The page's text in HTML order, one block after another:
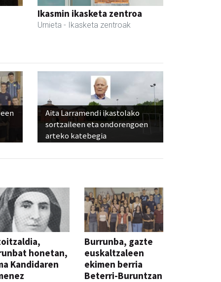
Ikasmin ikasketa zentroa
Urnieta - Ikasketa zentroak
Aita Larramendi ikastolako
sortzaileen eta ondorengoen
arteko katebegia
honetan,
Kandidaren
Burrunba, gazte
euskaltzaleen
ekimen berria
Beterri-Buruntzan